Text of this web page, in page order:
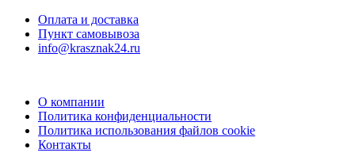
Оплата и доставка
Пункт самовывоза
info@krasznak24.ru
О компании
Политика конфиденциальности
Политика использования файлов cookie
Контакты